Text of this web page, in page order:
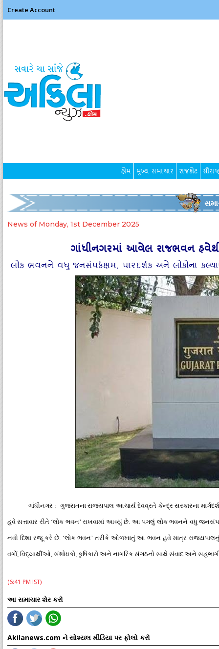
Create Account
હોમ મુખ્ય સમાચાર રાજકોટ
News of Monday, 1st December 2025
ગાંધીનગરમાં આવેલ રાજભવન
લોક ભવનને વધુ જનસંપર્કક્ષમ, પારદર્શક અને લોકોના
ગાંધીનગર : ગુજરાતના રાજ્યપાલ આચાર્ય દેવવ્રતે કેન્દ્ર સરકારના
હવે સત્તાવાર રીતે ‘લોક ભવન’ રાખવામાં આવ્યું છે. આ પગલું લોક ભવનને વધુ
નવી દિશા રજૂ કરે છે. ‘લોક ભવન’ તરીકે ઓળખાતું આ ભવન હવે માત્ર રાજ્યપાલનું
વર્ગો, વિદ્યાર્થીઓ, સંશોધકો, કૃષિકારો અને નાગરિક સંગઠનો સાથે સંવાદ અને
(6:41 PM IST)
આ સમાચાર શેર કરો
Akilanews.com ને સોશ્યલ મીડિયા પર ફોલો કરો